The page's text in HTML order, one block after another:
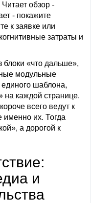
обзор -
- покажите
к заявке или
затраты и
блоки «что дальше»,
модульные
шаблона,
на каждой странице.
всего ведут к
именно их. Тогда
а дорогой к
и